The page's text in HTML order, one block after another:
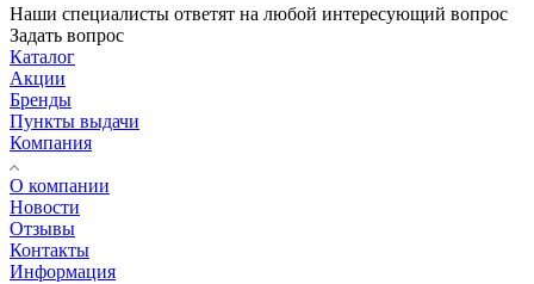
Наши специалисты ответят на любой интересующий вопрос
Задать вопрос
Каталог
Акции
Бренды
Пункты выдачи
Компания
О компании
Новости
Отзывы
Контакты
Информация